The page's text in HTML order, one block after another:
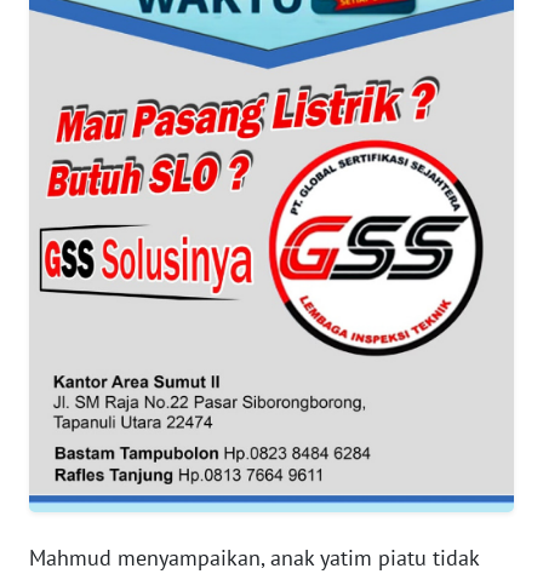
Mahmud menyampaikan, anak yatim piatu tidak
WN
WN
KEPRI
WN
PAPUA
WN
WN
RIAU
WN